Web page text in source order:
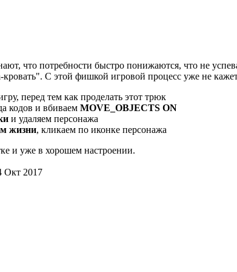
что потребности быстро понижаются, что не
кровать". С этой фишкой игровой процесс уже не
перед тем как проделать этот трюк
кодов и вбиваем MOVE_OBJECTS ON
и удаляем персонажа
жизни, кликаем по иконке персонажа
и уже в хорошем настроении.
Окт 2017